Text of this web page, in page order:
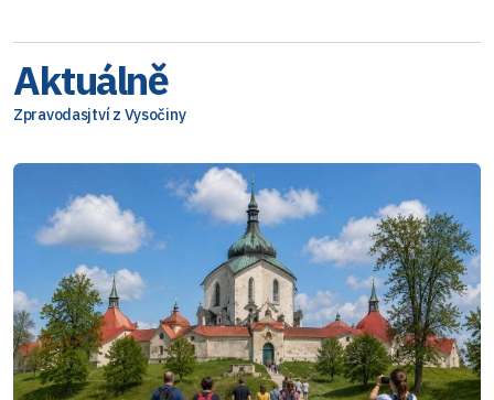
Aktuálně
Zpravodasjtví z Vysočiny